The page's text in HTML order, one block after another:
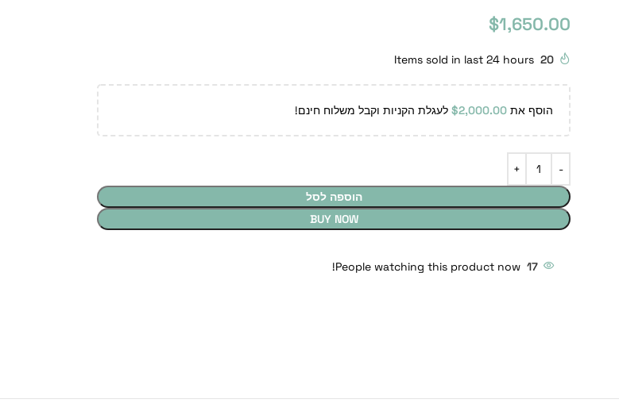
$1,650.00
20
Items sold in last 24 hours
הוסף את $2,000.00 לעגלת הקניות וקבל משלוח חינם!
הוספה לסל
BUY NOW
17
People watching this product now!